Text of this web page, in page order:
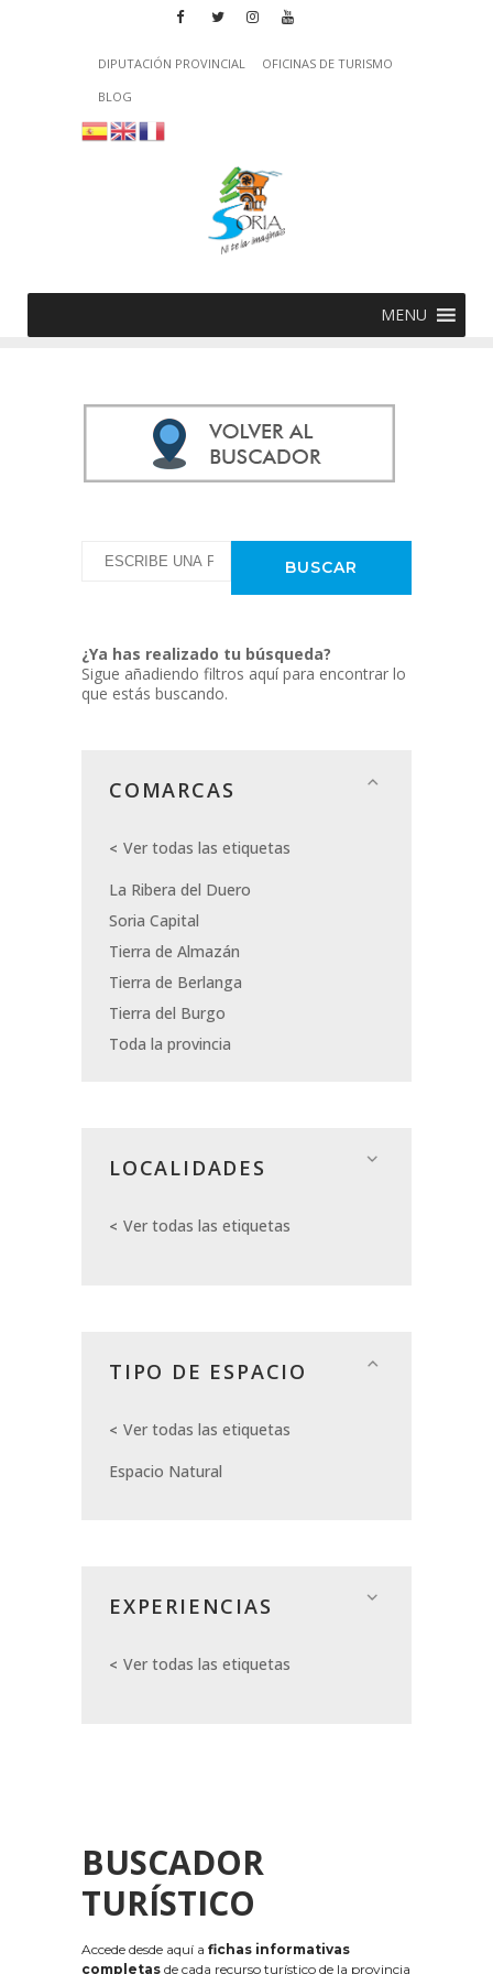
DIPUTACIÓN PROVINCIAL
OFICINAS DE TURISMO
BLOG
MENU
¿Ya has realizado tu búsqueda?
Sigue añadiendo filtros aquí para encontrar lo
que estás buscando.
COMARCAS
Ver todas las etiquetas
La Ribera del Duero
Soria Capital
Tierra de Almazán
Tierra de Berlanga
Tierra del Burgo
Toda la provincia
LOCALIDADES
Ver todas las etiquetas
TIPO DE ESPACIO
Ver todas las etiquetas
Espacio Natural
EXPERIENCIAS
Ver todas las etiquetas
BUSCADOR
TURÍSTICO
Accede desde aquí a fichas informativas
completas de cada recurso turístico de la provincia